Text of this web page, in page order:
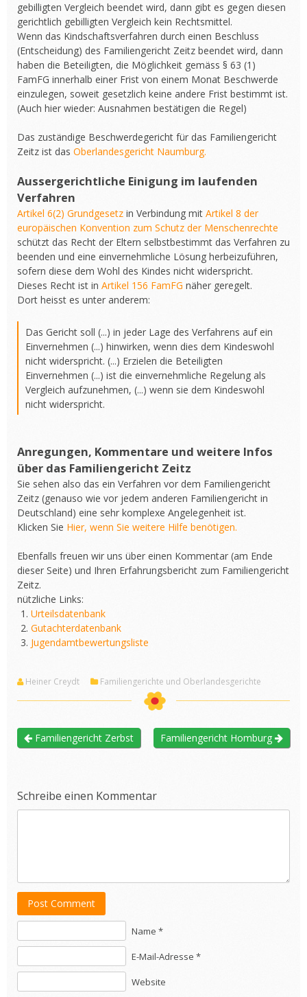
gebilligten Vergleich beendet wird, dann gibt es gegen diesen
gerichtlich gebilligten Vergleich kein Rechtsmittel.
Wenn das Kindschaftsverfahren durch einen Beschluss
(Entscheidung) des Familiengericht Zeitz beendet wird, dann
haben die Beteiligten, die Möglichkeit gemäss § 63 (1)
FamFG innerhalb einer Frist von einem Monat Beschwerde
einzulegen, soweit gesetzlich keine andere Frist bestimmt ist.
(Auch hier wieder: Ausnahmen bestätigen die Regel)
Das zuständige Beschwerdegericht für das Familiengericht
Zeitz ist das Oberlandesgericht Naumburg.
Aussergerichtliche Einigung im laufenden
Verfahren
Artikel 6(2) Grundgesetz in Verbindung mit Artikel 8 der
europäischen Konvention zum Schutz der Menschenrechte
schützt das Recht der Eltern selbstbestimmt das Verfahren zu
beenden und eine einvernehmliche Lösung herbeizuführen,
sofern diese dem Wohl des Kindes nicht widerspricht.
Dieses Recht ist in Artikel 156 FamFG näher geregelt.
Dort heisst es unter anderem:
Das Gericht soll (...) in jeder Lage des Verfahrens auf ein
Einvernehmen (...) hinwirken, wenn dies dem Kindeswohl
nicht widerspricht. (...) Erzielen die Beteiligten
Einvernehmen (...) ist die einvernehmliche Regelung als
Vergleich aufzunehmen, (...) wenn sie dem Kindeswohl
nicht widerspricht.
Anregungen, Kommentare und weitere Infos
über das Familiengericht Zeitz
Sie sehen also das ein Verfahren vor dem Familiengericht
Zeitz (genauso wie vor jedem anderen Familiengericht in
Deutschland) eine sehr komplexe Angelegenheit ist.
Klicken Sie Hier, wenn Sie weitere Hilfe benötigen.
Ebenfalls freuen wir uns über einen Kommentar (am Ende
dieser Seite) und Ihren Erfahrungsbericht zum Familiengericht
Zeitz.
nützliche Links:
Urteilsdatenbank
Gutachterdatenbank
Jugendamtbewertungsliste
Heiner Creydt Familiengerichte und Oberlandesgerichte
Familiengericht Zerbst Familiengericht Homburg
Schreibe einen Kommentar
Post Comment
Name *
E-Mail-Adresse *
Website